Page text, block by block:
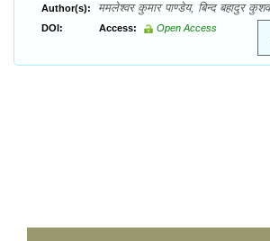
Author(s): ममलेश्वर कुमार पाण्डेय, बिन्द बहादुर
DOI: Access: Open Access